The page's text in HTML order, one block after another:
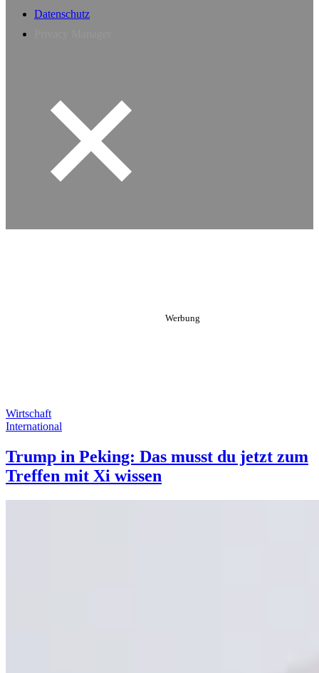
Datenschutz
Wirtschaft
International
Trump in Peking: Das musst du jetzt zum
Treffen mit Xi wissen